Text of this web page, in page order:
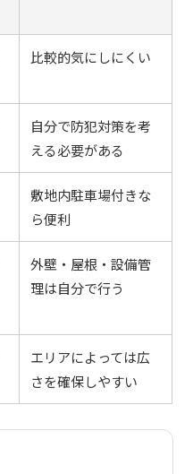
比較的気にしにくい
自分で防犯対策を考
える必要がある
敷地内駐車場付きな
ら便利
外壁・屋根・設備管
理は自分で行う
エリアによっては広
さを確保しやすい